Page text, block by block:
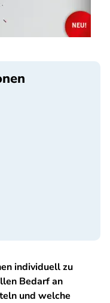
individuell zu
Bedarf an
und welche